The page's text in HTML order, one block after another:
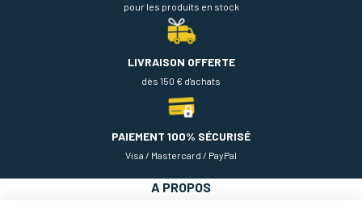
pour les produits en stock
LIVRAISON OFFERTE
dès 150 € d'achats
PAIEMENT 100% SÉCURISÉ
Visa / Mastercard / PayPal
A PROPOS